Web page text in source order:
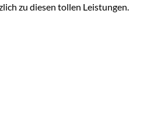
zu diesen tollen Leistungen.